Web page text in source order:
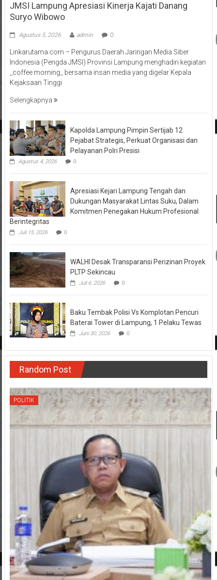
JMSI Lampung Apresiasi Kinerja Kajati Danang
Suryo Wibowo
Agustus 5, 2026 admin 0
Linkarutama.com – Pengurus Daerah Jaringan Media Siber
Indonesia (Pengda JMSI) Provinsi Lampung menghadiri kegiatan
_coffee morning_ bersama insan media yang digelar Kepala
Kejaksaan Tinggi
Selengkapnya
Kapolda Lampung Pimpin Sertijab 12
Pejabat Strategis, Perkuat Organisasi dan
Pelayanan Polri Presisi
Agustus 4, 2026 0
Apresiasi Kejari Lampung Tengah dan
Dukungan Masyarakat Lintas Suku, Dalam
Komitmen Penegakan Hukum Profesional
Berintegritas
Juli 15, 2026 0
WALHI Desak Transparansi Perizinan Proyek
PLTP Sekincau
Juli 6, 2026 0
Baku Tembak Polisi Vs Komplotan Pencuri
Baterai Tower di Lampung, 1 Pelaku Tewas
Juni 30, 2026 0
Random Post
POLITIK